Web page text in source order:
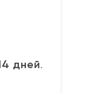
дней.